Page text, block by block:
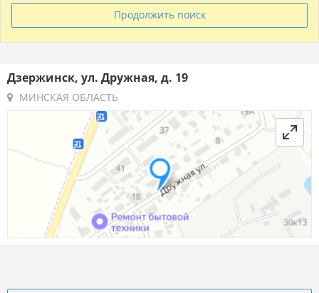
Продолжить поиск
Дзержинск, ул. Дружная, д. 19
МИНСКАЯ ОБЛАСТЬ